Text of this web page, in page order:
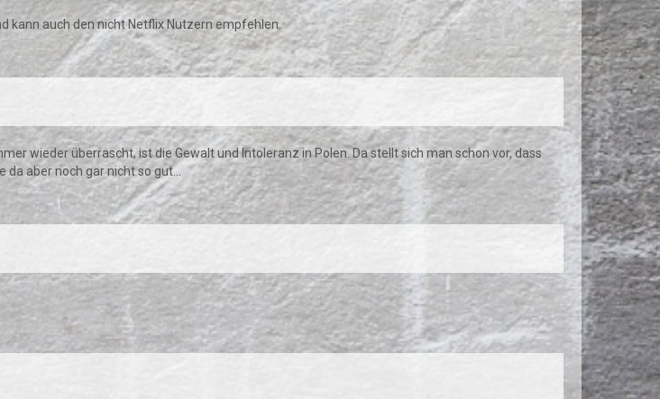
kann auch den nicht Netflix Nutzern empfehlen.
wieder überrascht, ist die Gewalt und Intoleranz in Polen. Da stellt sich man schon vor, dass
aber noch gar nicht so gut...